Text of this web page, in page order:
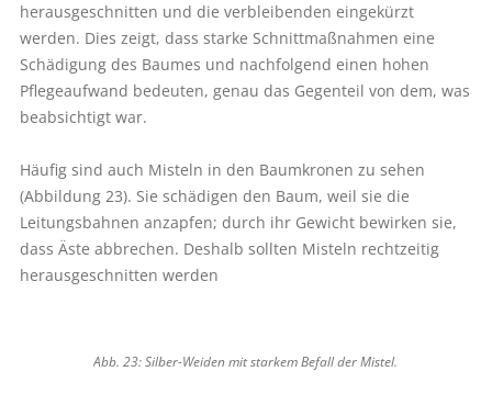
herausgeschnitten und die verbleibenden eingekürzt
werden. Dies zeigt, dass starke Schnittmaßnahmen eine
Schädigung des Baumes und nachfolgend einen hohen
Pflegeaufwand bedeuten, genau das Gegenteil von dem, was
beabsichtigt war.
Häufig sind auch Misteln in den Baumkronen zu sehen
(Abbildung 23). Sie schädigen den Baum, weil sie die
Leitungsbahnen anzapfen; durch ihr Gewicht bewirken sie,
dass Äste abbrechen. Deshalb sollten Misteln rechtzeitig
herausgeschnitten werden
Abb. 23: Silber-Weiden mit starkem Befall der Mistel.